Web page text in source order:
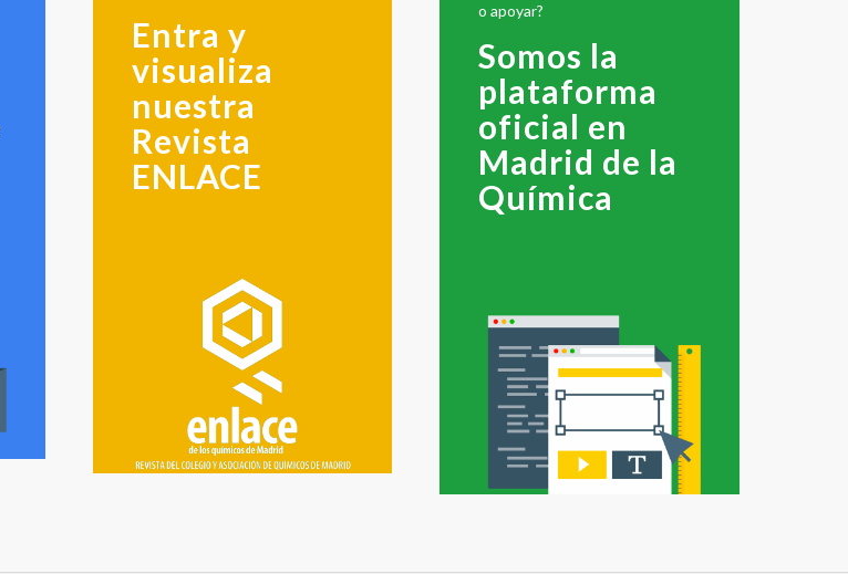
Entra y
visualiza
nuestra
Revista
ENLACE
o apoyar?
Somos la
plataforma
oficial en
Madrid de la
Química